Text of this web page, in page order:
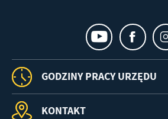
GODZINY PRACY URZĘDU
KONTAKT